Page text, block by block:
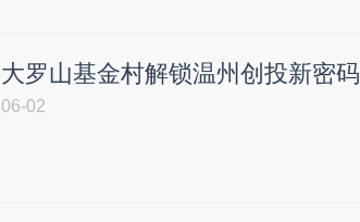
大罗山基金村解锁温州创投新密码
06-02